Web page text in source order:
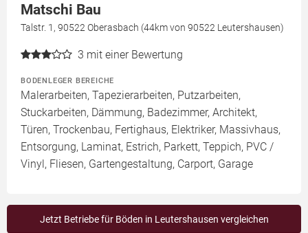
Matschi Bau
Talstr. 1, 90522 Oberasbach (44km von 90522 Leutershausen)
3 mit einer Bewertung
BODENLEGER BEREICHE
Malerarbeiten, Tapezierarbeiten, Putzarbeiten,
Stuckarbeiten, Dämmung, Badezimmer, Architekt,
Türen, Trockenbau, Fertighaus, Elektriker, Massivhaus,
Entsorgung, Laminat, Estrich, Parkett, Teppich, PVC /
Vinyl, Fliesen, Gartengestaltung, Carport, Garage
Jetzt Betriebe für Böden in Leutershausen vergleichen